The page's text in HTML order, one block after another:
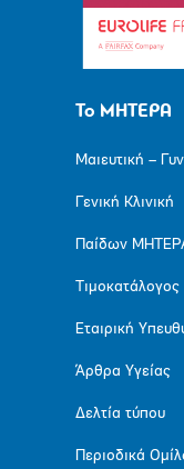
Το ΜΗΤΕΡΑ
Μαιευτική –
Γενική Κλινική
Παίδων
Τιμοκατάλογος
Εταιρική
Άρθρα Υγείας
Δελτία τύπου
Περιοδικά